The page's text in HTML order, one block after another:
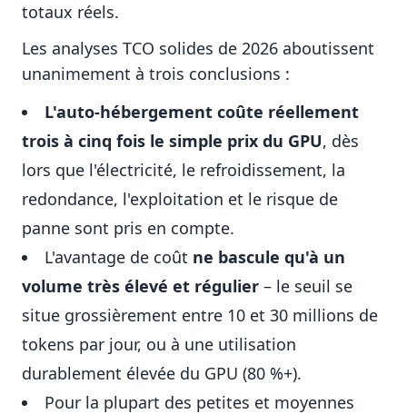
totaux réels.
Les analyses TCO solides de 2026 aboutissent
unanimement à trois conclusions :
L'auto-hébergement coûte réellement
trois à cinq fois le simple prix du GPU, dès
lors que l'électricité, le refroidissement, la
redondance, l'exploitation et le risque de
panne sont pris en compte.
L'avantage de coût ne bascule qu'à un
volume très élevé et régulier – le seuil se
situe grossièrement entre 10 et 30 millions de
tokens par jour, ou à une utilisation
durablement élevée du GPU (80 %+).
Pour la plupart des petites et moyennes